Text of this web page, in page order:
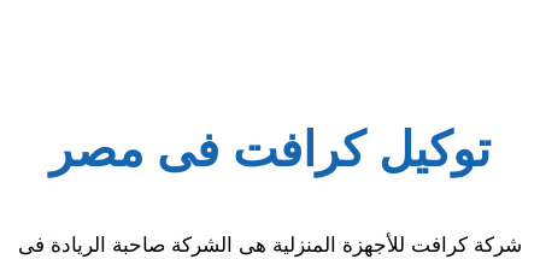
توكيل كرافت فى مصر
شركة كرافت للأجهزة المنزلية هى الشركة صاحبة الريادة فى